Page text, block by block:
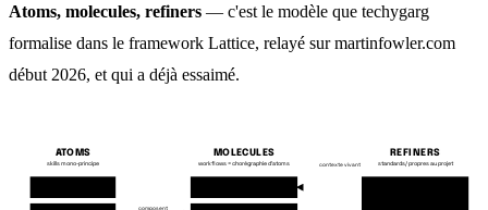
Atoms, molecules, refiners — c'est le modèle que techygarg
formalise dans le framework Lattice, relayé sur martinfowler.com
début 2026, et qui a déjà essaimé.
ATOMS
skills mono-principe
MOLECULES
workflows = chorégraphie d'atoms
REFINERS
standards/ propres au projet
composent
contexte vivant